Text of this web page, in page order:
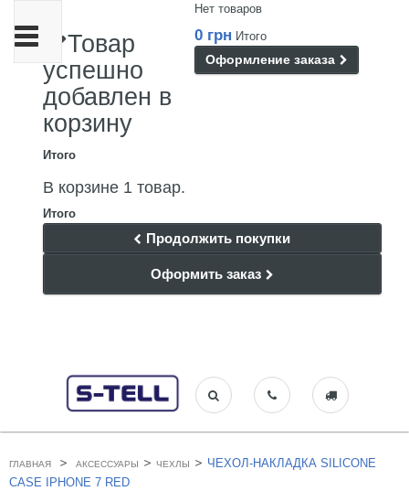
Нет товаров
0 грн Итого
Оформление заказа
Товар
успешно
добавлен в
корзину
Итого
В корзине 1 товар.
Итого
Продолжить покупки
Оформить заказ
Переключить
навигации
ГЛАВНАЯ > АКСЕССУАРЫ > ЧЕХЛЫ > ЧЕХОЛ-НАКЛАДКА SILICONE
CASE IPHONE 7 RED